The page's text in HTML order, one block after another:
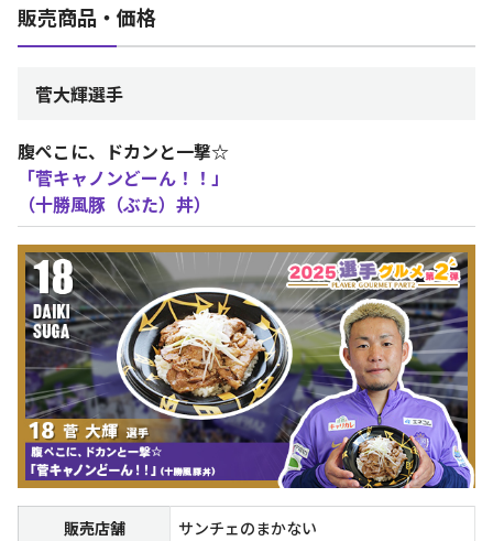
販売商品・価格
菅大輝選手
腹ぺこに、ドカンと一撃☆
「菅キャノンどーん！！」
（十勝風豚（ぶた）丼）
販売店舗
サンチェのまかない